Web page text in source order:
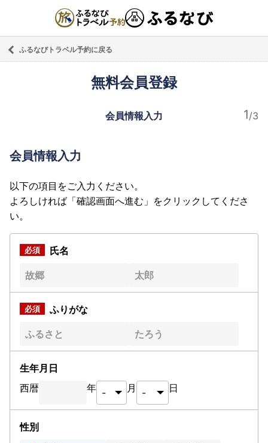
ふるなびトラベル予約に戻る
無料会員登録
会員情報入力
会員情報入力
以下の項目をご入力ください。
よろしければ「確認画面へ進む」をクリックしてくださ
い。
氏名
ふりがな
生年月日
西暦
年 月 日
性別